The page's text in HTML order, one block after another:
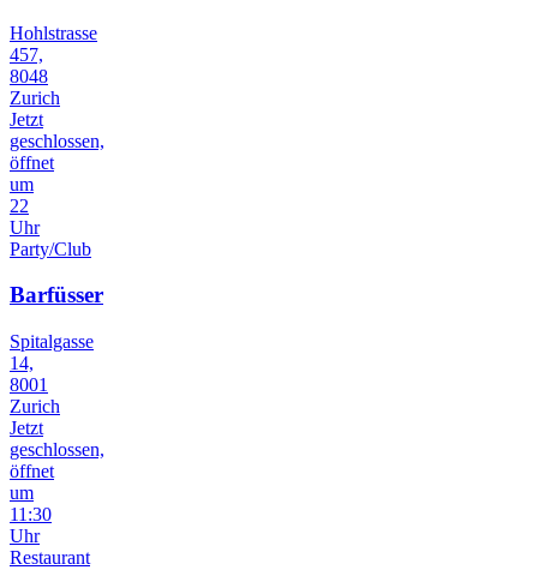
Hohlstrasse
457,
8048
Zurich
Jetzt
geschlossen,
öffnet
um
22
Uhr
Party/Club
Barfüsser
Spitalgasse
14,
8001
Zurich
Jetzt
geschlossen,
öffnet
um
11:30
Uhr
Restaurant